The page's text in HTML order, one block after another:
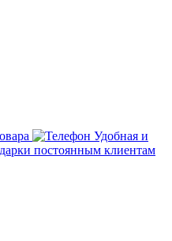
Удобная и
постоянным клиентам